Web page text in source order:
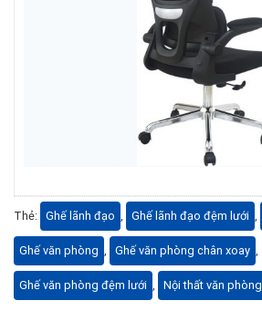
Thẻ: Ghế lãnh đạo Ghế lãnh đạo đệm lưới
Ghế văn phòng Ghế văn phòng chân xoay
Ghế văn phòng đệm lưới Nội thất văn phòng